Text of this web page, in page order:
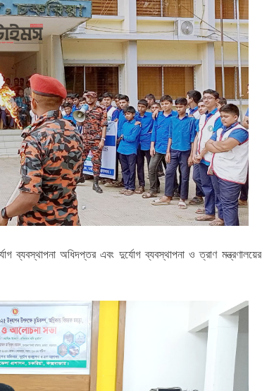
ব্যবস্থাপনা অধিদপ্তর এবং দুর্যোগ ব্যবস্থাপনা ও ত্রাণ মন্ত্রণালয়ের